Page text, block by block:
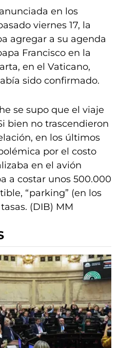
en los
viernes 17, la
agregar a su agenda
Francisco en la
en el Vaticano,
sido confirmado.
se supo que el viaje
bien no trascendieron
en los últimos
por el costo
en el avión
a costar unos 500.000
“parking” (en los
(DIB) MM